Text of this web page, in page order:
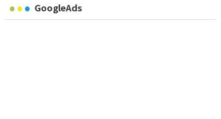
GoogleAds